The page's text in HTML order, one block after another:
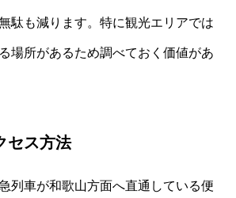
駄も減ります。特に観光エリアでは
場所があるため調べておく価値があ
セス方法
列車が和歌山方面へ直通している便